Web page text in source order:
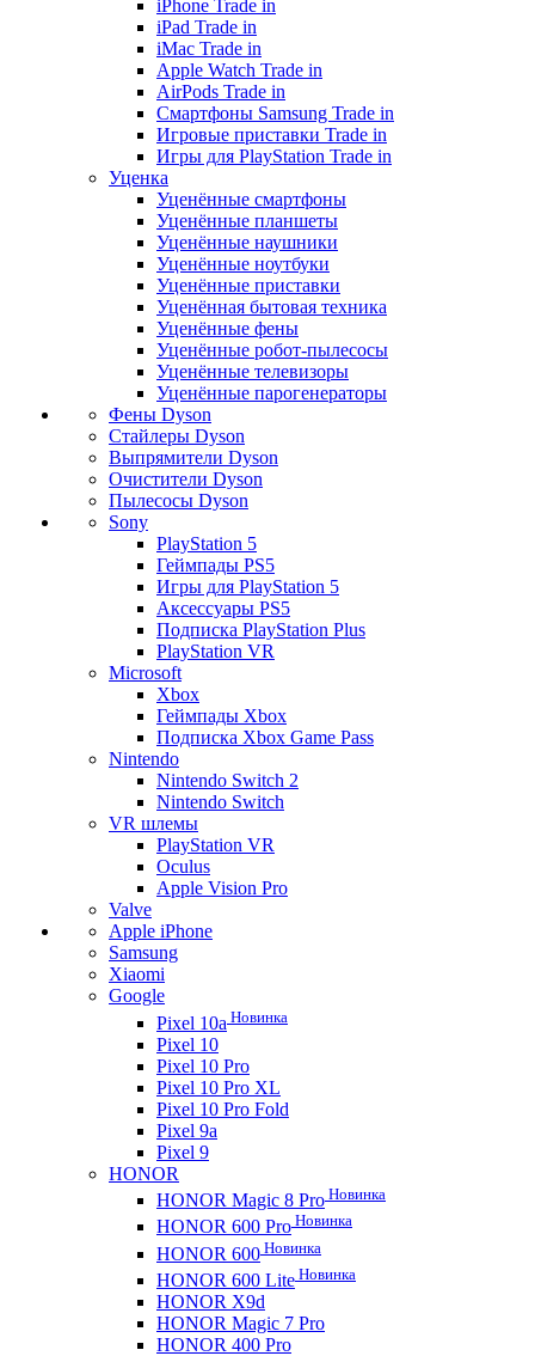
iPhone Trade in
iPad Trade in
iMac Trade in
Apple Watch Trade in
AirPods Trade in
Смартфоны Samsung Trade in
Игровые приставки Trade in
Игры для PlayStation Trade in
Уценка
Уценённые смартфоны
Уценённые планшеты
Уценённые наушники
Уценённые ноутбуки
Уценённые приставки
Уценённая бытовая техника
Уценённые фены
Уценённые робот-пылесосы
Уценённые телевизоры
Уценённые парогенераторы
Фены Dyson
Стайлеры Dyson
Выпрямители Dyson
Очистители Dyson
Пылесосы Dyson
Sony
PlayStation 5
Геймпады PS5
Игры для PlayStation 5
Аксессуары PS5
Подписка PlayStation Plus
PlayStation VR
Microsoft
Xbox
Геймпады Xbox
Подписка Xbox Game Pass
Nintendo
Nintendo Switch 2
Nintendo Switch
VR шлемы
PlayStation VR
Oculus
Apple Vision Pro
Valve
Apple iPhone
Samsung
Xiaomi
Google
Pixel 10a Новинка
Pixel 10
Pixel 10 Pro
Pixel 10 Pro XL
Pixel 10 Pro Fold
Pixel 9a
Pixel 9
HONOR
HONOR Magic 8 Pro Новинка
HONOR 600 Pro Новинка
HONOR 600 Новинка
HONOR 600 Lite Новинка
HONOR X9d
HONOR Magic 7 Pro
HONOR 400 Pro